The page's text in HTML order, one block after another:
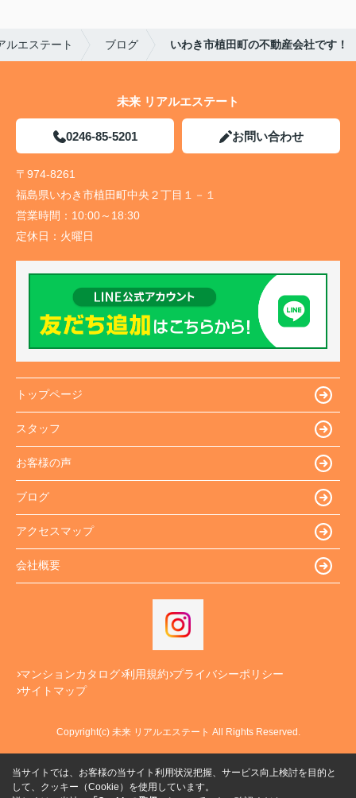
ルエステート ブログ いわき市植田町の不動産会社です！
未来 リアルエステート
0246-85-5201 お問い合わせ
〒974-8261
福島県いわき市植田町中央２丁目１－１
営業時間： 10:00～18:30
定休日： 火曜日
トップページ
スタッフ
お客様の声
ブログ
アクセスマップ
会社概要
マンションカタログ 利用規約 プライバシーポリシー
サイトマップ
Copyright(c) 未来 リアルエステート All Rights Reserved.
当サイトでは、お客様の当サイト利用状況把握、サービス向上検討を目的と
して、クッキー（Cookie）を使用しています。